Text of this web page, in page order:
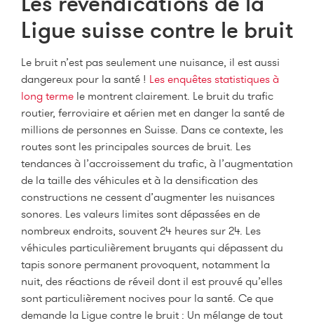
Ligue suisse contre le bruit
Le bruit n’est pas seulement une nuisance, il est aussi
dangereux pour la santé ! Les enquêtes statistiques à
long terme le montrent clairement. Le bruit du trafic
routier, ferroviaire et aérien met en danger la santé de
millions de personnes en Suisse. Dans ce contexte, les
routes sont les principales sources de bruit. Les
tendances à l’accroissement du trafic, à l’augmentation
de la taille des véhicules et à la densification des
constructions ne cessent d’augmenter les nuisances
sonores. Les valeurs limites sont dépassées en de
nombreux endroits, souvent 24 heures sur 24. Les
véhicules particulièrement bruyants qui dépassent du
tapis sonore permanent provoquent, notamment la
nuit, des réactions de réveil dont il est prouvé qu’elles
sont particulièrement nocives pour la santé. Ce que
demande la Ligue contre le bruit : Un mélange de tout